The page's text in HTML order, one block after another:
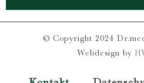
© Copyright 2024
Webdesign by